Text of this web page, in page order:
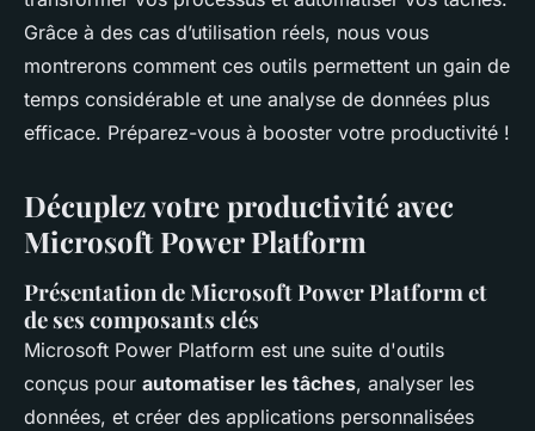
Grâce à des cas d’utilisation réels, nous vous
montrerons comment ces outils permettent un gain de
temps considérable et une analyse de données plus
efficace. Préparez-vous à booster votre productivité !
Décuplez votre productivité avec
Microsoft Power Platform
Présentation de Microsoft Power Platform et
de ses composants clés
Microsoft Power Platform est une suite d'outils
conçus pour automatiser les tâches, analyser les
données, et créer des applications personnalisées